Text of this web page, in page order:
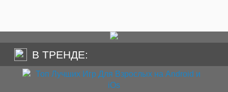
В ТРЕНДЕ: